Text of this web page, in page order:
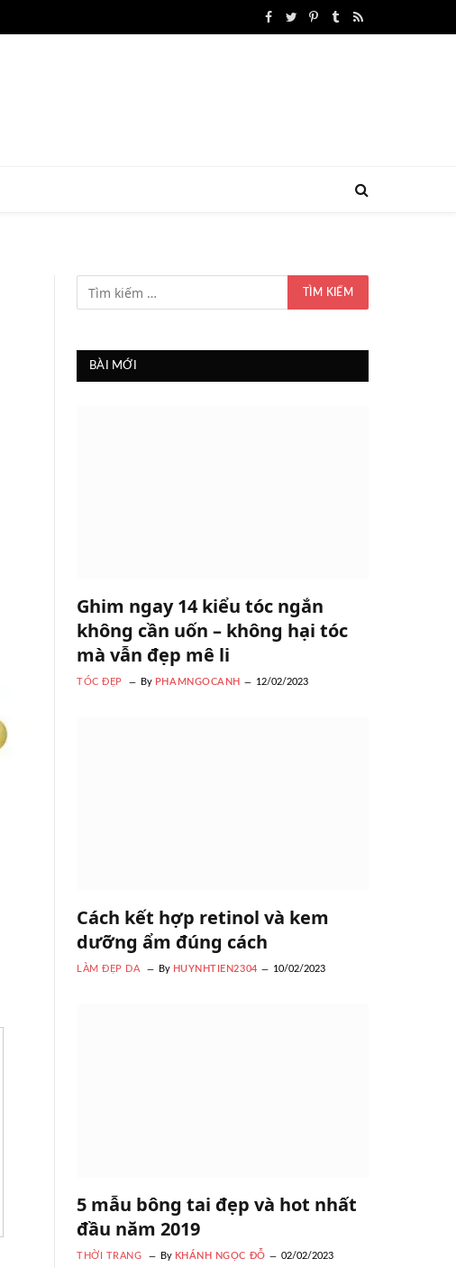
Facebook
TwitterPinterest
Tumblr
RSS
BÀI MỚI
Ghim ngay 14 kiểu tóc ngắn
không cần uốn – không hại tóc
mà vẫn đẹp mê li
TÓC ĐẸP By PHAMNGOCANH 12/02/2023
Cách kết hợp retinol và kem
dưỡng ẩm đúng cách
LÀM ĐẸP DA By HUYNHTIEN2304 10/02/2023
5 mẫu bông tai đẹp và hot nhất
đầu năm 2019
THỜI TRANG By KHÁNH NGỌC ĐỖ 02/02/2023